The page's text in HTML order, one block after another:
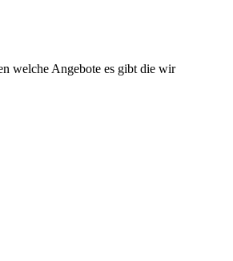
welche Angebote es gibt die wir